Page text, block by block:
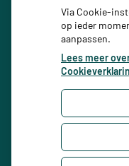
Uw
Via Cookie-
op ieder
aanpassen.
Lees meer